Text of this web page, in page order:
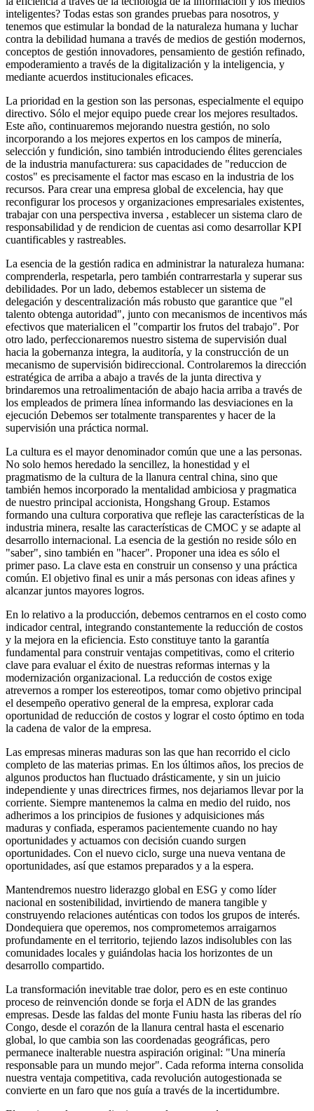
inteligentes? Todas estas son grandes pruebas para nosotros, y
tenemos que estimular la bondad de la naturaleza humana y luchar
contra la debilidad humana a través de medios de gestión modernos,
conceptos de gestión innovadores, pensamiento de gestión refinado,
empoderamiento a través de la digitalización y la inteligencia, y
mediante acuerdos institucionales eficaces.
La prioridad en la gestion son las personas, especialmente el equipo
directivo. Sólo el mejor equipo puede crear los mejores resultados.
Este año, continuaremos mejorando nuestra gestión, no solo
incorporando a los mejores expertos en los campos de minería,
selección y fundición, sino también introduciendo élites gerenciales
de la industria manufacturera: sus capacidades de "reduccion de
costos" es precisamente el factor mas escaso en la industria de los
recursos. Para crear una empresa global de excelencia, hay que
reconfigurar los procesos y organizaciones empresariales existentes,
trabajar con una perspectiva inversa , establecer un sistema claro de
responsabilidad y de rendicion de cuentas asi como desarrollar KPI
cuantificables y rastreables.
La esencia de la gestión radica en administrar la naturaleza humana:
comprenderla, respetarla, pero también contrarrestarla y superar sus
debilidades. Por un lado, debemos establecer un sistema de
delegación y descentralización más robusto que garantice que "el
talento obtenga autoridad", junto con mecanismos de incentivos más
efectivos que materialicen el "compartir los frutos del trabajo". Por
otro lado, perfeccionaremos nuestro sistema de supervisión dual
hacia la gobernanza integra, la auditoría, y la construcción de un
mecanismo de supervisión bidireccional. Controlaremos la dirección
estratégica de arriba a abajo a través de la junta directiva y
brindaremos una retroalimentación de abajo hacia arriba a través de
los empleados de primera línea informando las desviaciones en la
ejecución Debemos ser totalmente transparentes y hacer de la
supervisión una práctica normal.
La cultura es el mayor denominador común que une a las personas.
No solo hemos heredado la sencillez, la honestidad y el
pragmatismo de la cultura de la llanura central china, sino que
también hemos incorporado la mentalidad ambiciosa y pragmatica
de nuestro principal accionista, Hongshang Group. Estamos
formando una cultura corporativa que refleje las características de la
industria minera, resalte las características de CMOC y se adapte al
desarrollo internacional. La esencia de la gestión no reside sólo en
"saber", sino también en "hacer". Proponer una idea es sólo el
primer paso. La clave esta en construir un consenso y una práctica
común. El objetivo final es unir a más personas con ideas afines y
alcanzar juntos mayores logros.
En lo relativo a la producción, debemos centrarnos en el costo como
indicador central, integrando constantemente la reducción de costos
y la mejora en la eficiencia. Esto constituye tanto la garantía
fundamental para construir ventajas competitivas, como el criterio
clave para evaluar el éxito de nuestras reformas internas y la
modernización organizacional. La reducción de costos exige
atrevernos a romper los estereotipos, tomar como objetivo principal
el desempeño operativo general de la empresa, explorar cada
oportunidad de reducción de costos y lograr el costo óptimo en toda
la cadena de valor de la empresa.​
Las empresas mineras maduras son las que han recorrido el ciclo
completo de las materias primas. En los últimos años, los precios de
algunos productos han fluctuado drásticamente, y sin un juicio
independiente y unas directrices firmes, nos dejariamos llevar por la
corriente. Siempre mantenemos la calma en medio del ruido, nos
adherimos a los principios de fusiones y adquisiciones más
maduras y confiada, esperamos pacientemente cuando no hay
oportunidades y actuamos con decisión cuando surgen
oportunidades. Con el nuevo ciclo, surge una nueva ventana de
oportunidades, así que estamos preparados y a la espera.
Mantendremos nuestro liderazgo global en ESG y como líder
nacional en sostenibilidad, invirtiendo de manera tangible y
construyendo relaciones auténticas con todos los grupos de interés.
Dondequiera que operemos, nos comprometemos arraigarnos
profundamente en el territorio, tejiendo lazos indisolubles con las
comunidades locales y guiándolas hacia los horizontes de un
desarrollo compartido.
La transformación inevitable trae dolor, pero es en este continuo
proceso de reinvención donde se forja el ADN de las grandes
empresas. Desde las faldas del monte Funiu hasta las riberas del río
Congo, desde el corazón de la llanura central hasta el escenario
global, lo que cambia son las coordenadas geográficas, pero
permanece inalterable nuestra aspiración original: "Una minería
responsable para un mundo mejor". Cada reforma interna consolida
nuestra ventaja competitiva, cada revolución autogestionada se
convierte en un faro que nos guía a través de la incertidumbre.